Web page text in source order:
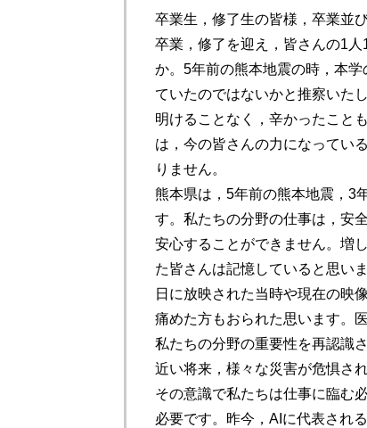
卒業生，修了生の皆様，卒業並
卒業，修了を迎え，皆さんの1
か。5年前の熊本地震の時，本
ていたのではないかと推察いた
明けることなく，辛かったこと
は，今の皆さんの力になってい
りません。
熊本県は，5年前の熊本地震，3
す。私たちの分野の仕事は，安
安心することができません。増
た皆さんは記憶していると思い
日に放映された当時や現在の映
痛めた方もおられた思います。
私たちの分野の重要性を再認識
近い将来，様々な災害が危惧さ
その意識で私たちは仕事に臨む
必要です。昨今，AIに代表され